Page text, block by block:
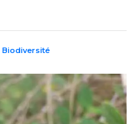
Biodiversité